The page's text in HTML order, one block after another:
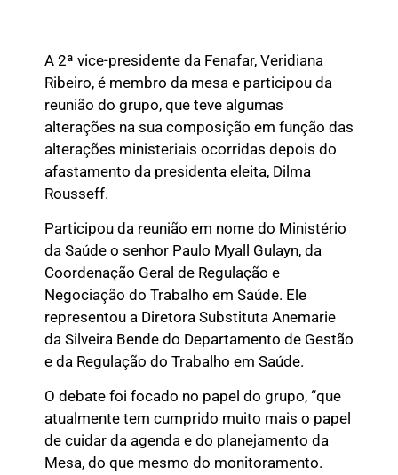
A 2ª vice-presidente da Fenafar, Veridiana
Ribeiro, é membro da mesa e participou da
reunião do grupo, que teve algumas
alterações na sua composição em função das
alterações ministeriais ocorridas depois do
afastamento da presidenta eleita, Dilma
Rousseff.
Participou da reunião em nome do Ministério
da Saúde o senhor Paulo Myall Gulayn, da
Coordenação Geral de Regulação e
Negociação do Trabalho em Saúde. Ele
representou a Diretora Substituta Anemarie
da Silveira Bende do Departamento de Gestão
e da Regulação do Trabalho em Saúde.
O debate foi focado no papel do grupo, “que
atualmente tem cumprido muito mais o papel
de cuidar da agenda e do planejamento da
Mesa, do que mesmo do monitoramento.